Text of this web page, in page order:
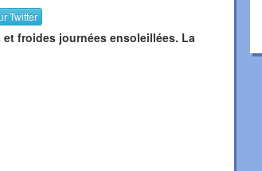
Twitter
froides journées ensoleillées. La